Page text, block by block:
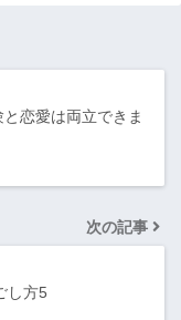
と恋愛は両立できま
次の記事
し方5